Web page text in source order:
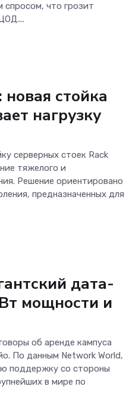
спросом, что грозит
стойка
нагрузку
серверных стоек Rack
тяжелого и
Решение ориентировано
предназначенных для
дата-
мощности и
об аренде кампуса
По данным Network World,
поддержку со стороны
в мире по